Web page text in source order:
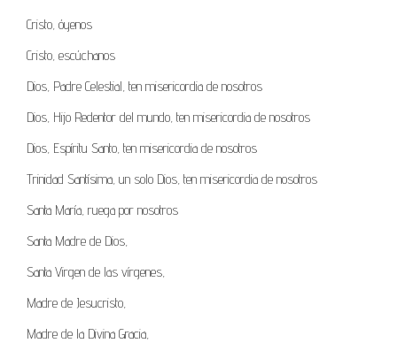
Cristo, óyenos
Cristo, escúchanos
Dios, Padre Celestial, ten misericordia de nosotros
Dios, Hijo Redentor del mundo, ten misericordia de nosotros
Dios, Espíritu Santo, ten misericordia de nosotros
Trinidad Santísima, un solo Dios, ten misericordia de nosotros
Santa María, ruega por nosotros
Santa Madre de Dios,
Santa Virgen de las vírgenes,
Madre de Jesucristo,
Madre de la Divina Gracia,